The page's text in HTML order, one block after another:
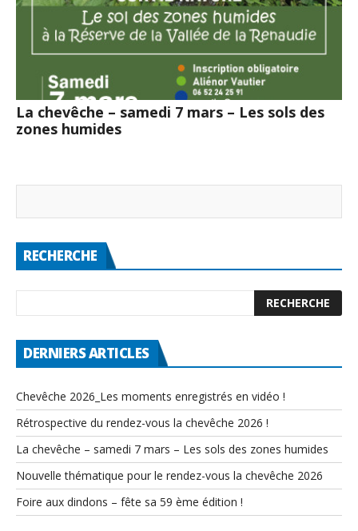
La chevêche – samedi 7 mars – Les sols des
zones humides
RECHERCHE
DERNIERS ARTICLES
Chevêche 2026_Les moments enregistrés en vidéo !
Rétrospective du rendez-vous la chevêche 2026 !
La chevêche – samedi 7 mars – Les sols des zones humides
Nouvelle thématique pour le rendez-vous la chevêche 2026
Foire aux dindons – fête sa 59 ème édition !